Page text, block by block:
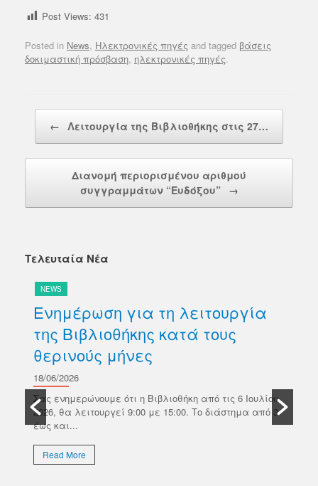
Post Views: 431
Posted in News, Ηλεκτρονικές πηγές and tagged βάσεις
δοκιμαστική πρόσβαση, ηλεκτρονικές πηγές.
← Λειτουργία της Βιβλιοθήκης στις 27…
Διανομή περιορισμένου αριθμού
συγγραμμάτων “Ευδόξου”
→
Τελευταία Νέα
NEWS
Ενημέρωση για τη λειτουργία
της Βιβλιοθήκης κατά τους
θερινούς μήνες
18/06/2026
Σας ενημερώνουμε ότι η Βιβλιοθήκη από τις 6 Ιουλίου
2026, θα λειτουργεί 9:00 με 15:00. Το διάστημα από 3
έως και...
Read More